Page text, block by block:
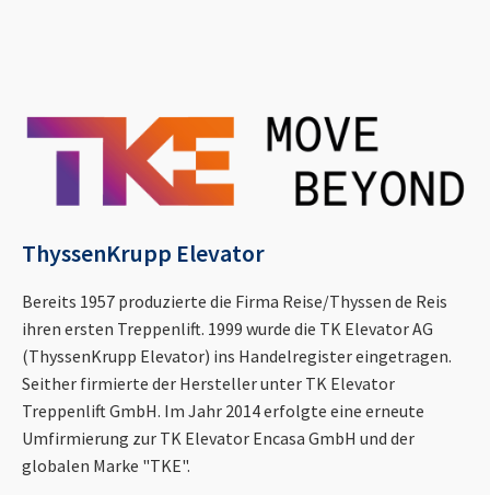
ThyssenKrupp Elevator
Bereits 1957 produzierte die Firma Reise/Thyssen de Reis
ihren ersten Treppenlift. 1999 wurde die TK Elevator AG
(ThyssenKrupp Elevator) ins Handelregister eingetragen.
Seither firmierte der Hersteller unter TK Elevator
Treppenlift GmbH. Im Jahr 2014 erfolgte eine erneute
Umfirmierung zur TK Elevator Encasa GmbH und der
globalen Marke "TKE".